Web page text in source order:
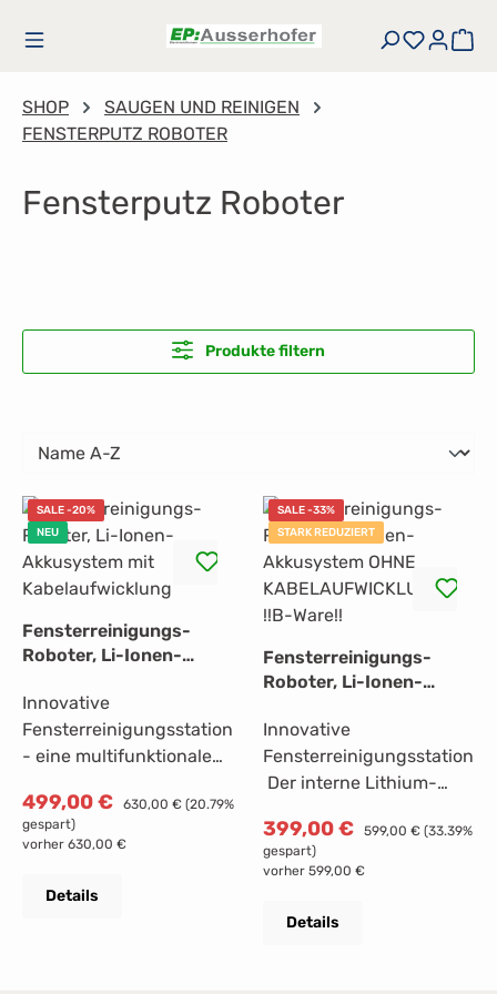
Zum Hauptinhalt springen
Du hast
SHOP
SAUGEN UND REINIGEN
FENSTERPUTZ ROBOTER
Fensterputz Roboter
Produkte filtern
SALE -20%
NEU
Fensterreinigungs-
Roboter, Li-Ionen-
Kabelaufwicklung
Innovative
Fensterreinigungsstation
- eine multifunktionale
gleichzeitig als
Steuerpult, Ladestation,
tragbares Staufach für
Verkaufspreis:
499,00 € Regulärer Preis:
630,00 € (20.79%
gespart)
vorher 630,00 €
Details
SALE -33%
STARK REDUZIERT
Fensterreinigungs-
Roboter, Li-Ionen-
KABELAUFWICKLUNG
!!B-Ware!!
Innovative
Fensterreinigungsstation
Der interne Lithium-
Ladekapazität sorgt für
die ununterbrochene
WINBOT W2 OMNI und
Verkaufspreis:
399,00 € Regulärer Preis:
599,00 € (33.39%
gespart)
vorher 599,00 €
Details